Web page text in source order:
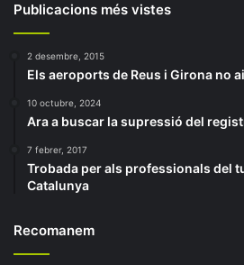
Publicacions més vistes
2 desembre, 2015
Els aeroports de Reus i Girona no
10 octubre, 2024
Ara a buscar la supressió del
7 febrer, 2017
Trobada per als professionals del
Catalunya
Recomanem